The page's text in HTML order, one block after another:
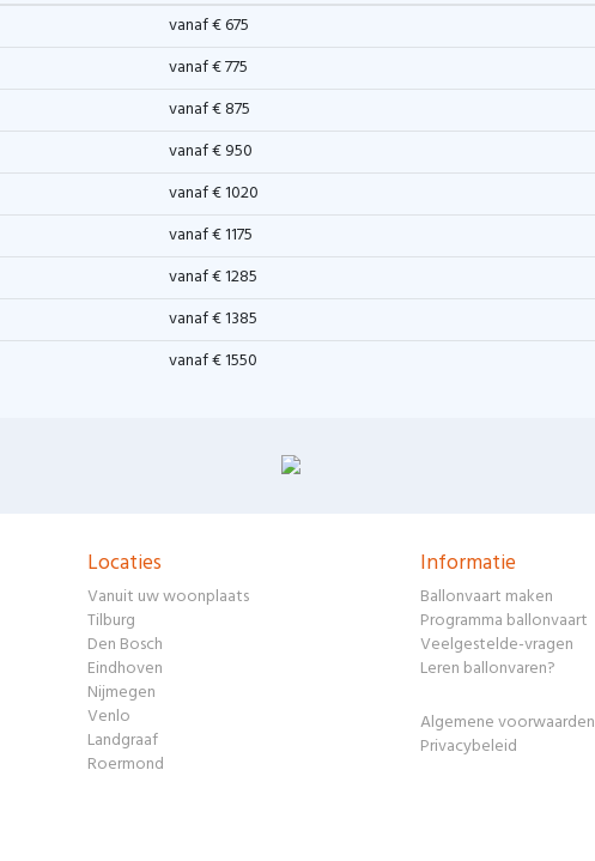
vanaf € 675
vanaf € 775
vanaf € 875
vanaf € 950
vanaf € 1020
vanaf € 1175
vanaf € 1285
vanaf € 1385
vanaf € 1550
Locaties
Vanuit uw woonplaats
Tilburg
Den Bosch
Eindhoven
Nijmegen
Venlo
Landgraaf
Roermond
Informatie
Ballonvaart maken
Programma ballonvaart
Veelgestelde-vragen
Leren ballonvaren?
Algemene voorwaarden
Privacybeleid